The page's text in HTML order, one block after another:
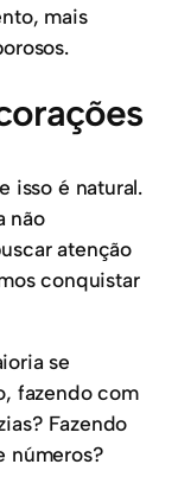
mais
isso é natural.
não
atenção
conquistar
se
fazendo com
Fazendo
números?